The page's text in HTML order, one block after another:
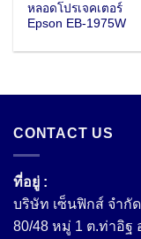
หลอดโปรเจคเตอร์
Epson EB-1975W
CONTACT US
ที่อยู่ :
บริษัท เซ็นฟิกส์ จํากัด
80/48 หมู่ 1 ต.ท่าอิฐ